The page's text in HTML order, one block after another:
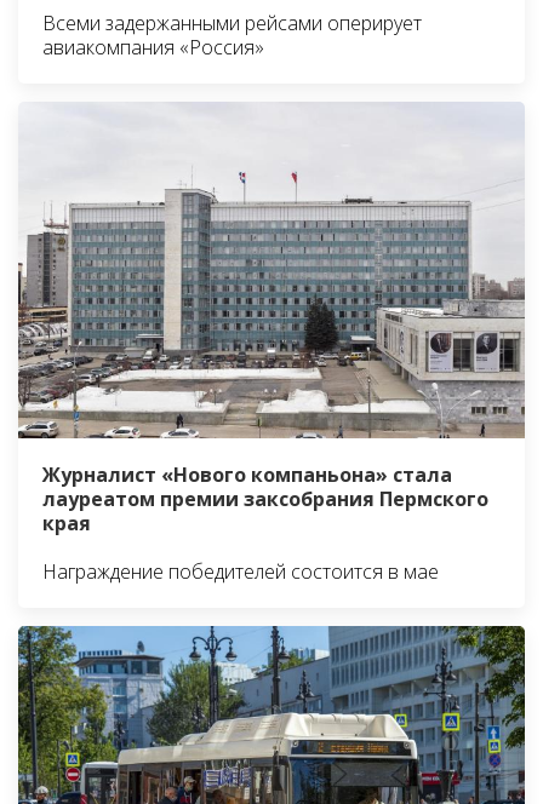
Всеми задержанными рейсами оперирует
авиакомпания «Россия»
Журналист «Нового компаньона» стала
лауреатом премии заксобрания Пермского
края
Награждение победителей состоится в мае